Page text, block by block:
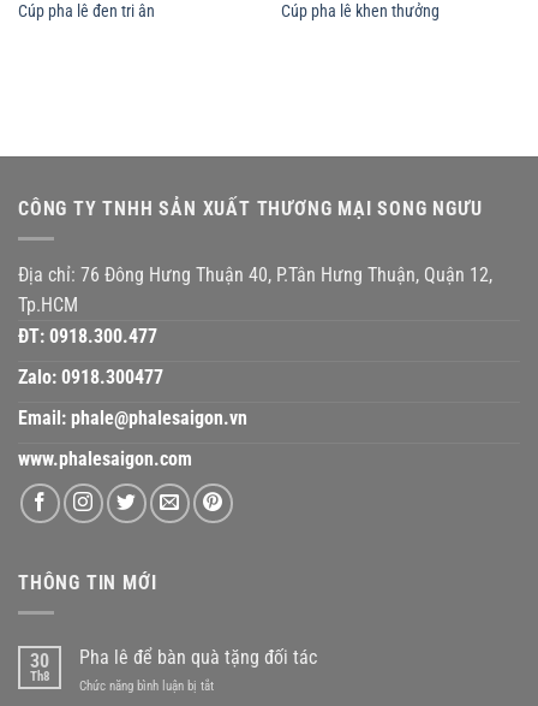
Cúp pha lê đen tri ân Cúp pha lê khen thưởng
CÔNG TY TNHH SẢN XUẤT THƯƠNG MẠI SONG NGƯU
Địa chỉ: 76 Đông Hưng Thuận 40, P.Tân Hưng Thuận, Quận 12,
Tp.HCM
ĐT: 0918.300.477
Zalo: 0918.300477
Email: phale@phalesaigon.vn
www.phalesaigon.com
THÔNG TIN MỚI
30
Th8
Pha lê để bàn quà tặng đối tác
Chức năng bình luận bị tắtở